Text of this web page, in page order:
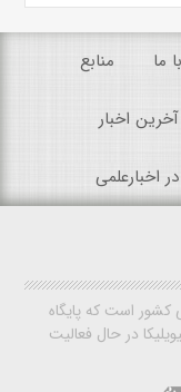
ما منابع
آخرین اخبار
اخبارعلمی
کشور است که پایگاه
در حال فعالیت